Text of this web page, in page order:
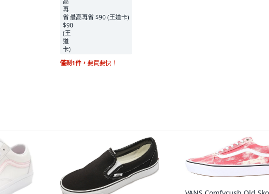
最高再省 $90 (王道卡)
僅剩1件， 要買要快！